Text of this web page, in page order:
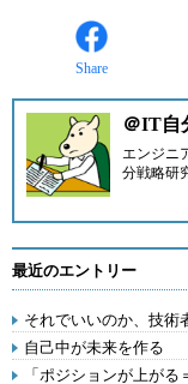
Share
＠IT自
エンジニ
分戦略研
最近のエントリー
それでいいのか、技術
自己中が未来を作る
「ポジションが上が